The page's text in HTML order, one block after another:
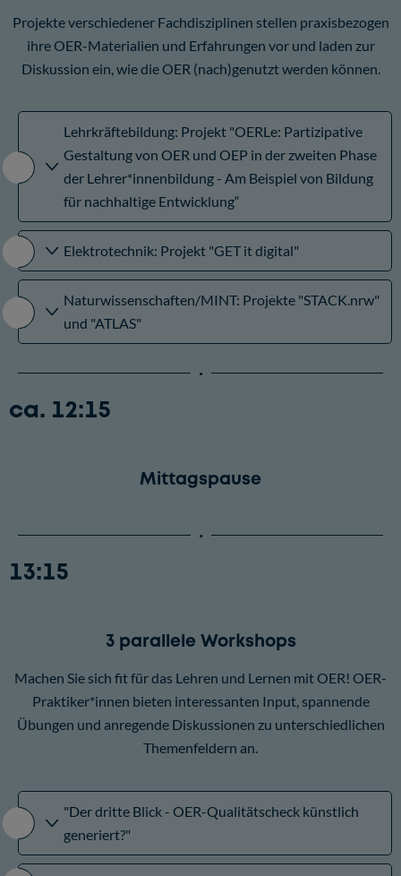
Projekte verschiedener Fachdisziplinen stellen praxisbezogen
ihre OER-Materialien und Erfahrungen vor und laden zur
Diskussion ein, wie die OER (nach)genutzt werden können.
Lehrkräftebildung: Projekt "OERLe: Partizipative
Gestaltung von OER und OEP in der zweiten Phase
der Lehrer*innenbildung - Am Beispiel von Bildung
für nachhaltige Entwicklung“
Elektrotechnik: Projekt "GET it digital"
Naturwissenschaften/MINT: Projekte "STACK.nrw"
und "ATLAS"
ca. 12:15
Mittagspause
13:15
3 parallele Workshops
Machen Sie sich fit für das Lehren und Lernen mit OER! OER-
Praktiker*innen bieten interessanten Input, spannende
Übungen und anregende Diskussionen zu unterschiedlichen
Themenfeldern an.
"Der dritte Blick - OER-Qualitätscheck künstlich
generiert?"